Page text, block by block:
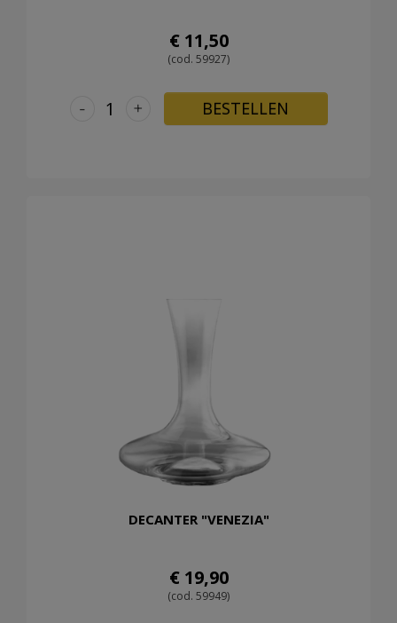
€ 11,50
(cod. 59927)
+
- BESTELLEN
DECANTER "VENEZIA"
€ 19,90
(cod. 59949)